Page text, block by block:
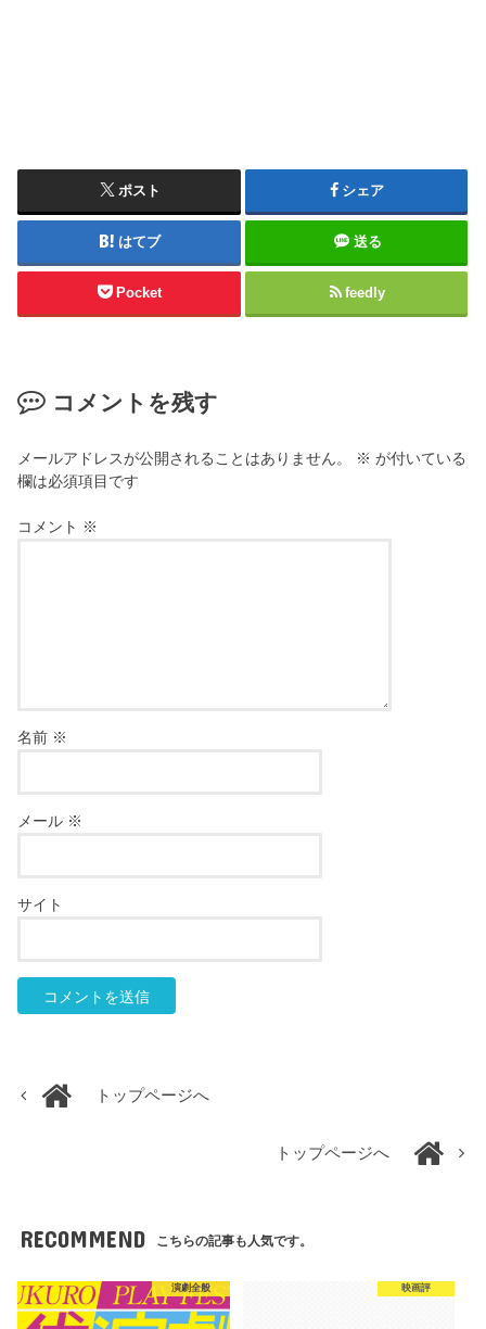
ポスト シェア
はてブ 送る
Pocket feedly
コメントを残す
メールアドレスが公開されることはありません。 ※ が付いている
欄は必須項目です
コメント ※
名前 ※
メール ※
サイト
トップページへ
トップページへ
RECOMMEND こちらの記事も人気です。
演劇全般 映画評